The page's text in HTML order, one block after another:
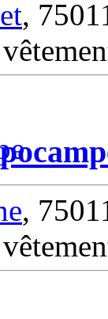
,
,